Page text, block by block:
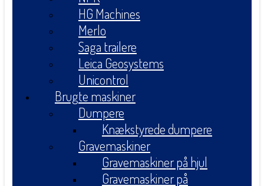
HG Machines
Merlo
Saga trailere
Leica Geosystems
Unicontrol
Brugte maskiner
Dumpere
Knækstyrede dumpere
Gravemaskiner
Gravemaskiner på hjul
Gravemaskiner på